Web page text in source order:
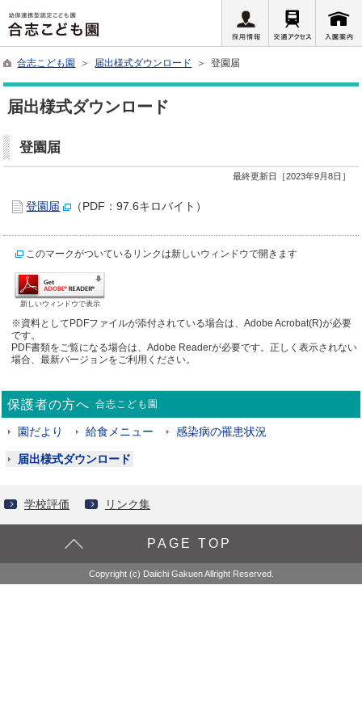
合志こども園 ＞ 届出様式ダウンロード ＞ 登園届
届出様式ダウンロード
登園届
最終更新日［2023年9月8日］
登園届 （PDF：97.6キロバイト）
このマークがついているリンクは新しいウィンドウで開きます
新しいウィンドウで表示
※資料としてPDFファイルが添付されている場合は、Adobe Acrobat(R)が必要
です。
PDF書類をご覧になる場合は、Adobe Readerが必要です。正しく表示されない
場合、最新バージョンをご利用ください。
保護者の方へ 合志こども園
園だより 給食メニュー 感染病の罹患状況
届出様式ダウンロード
学校評価 リンク集
PAGE TOP
Copyright (c) Daiichi Gakuen Allright Reserved.